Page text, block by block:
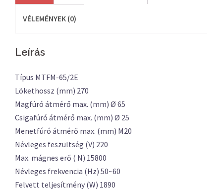
VÉLEMÉNYEK (0)
Leírás
Típus MTFM-65/2E
Lökethossz (mm) 270
Magfúró átmérő max. (mm) Ø 65
Csigafúró átmérő max. (mm) Ø 25
Menetfúró átmérő max. (mm) M20
Névleges feszültség (V) 220
Max. mágnes erő ( N) 15800
Névleges frekvencia (Hz) 50~60
Felvett teljesítmény (W) 1890